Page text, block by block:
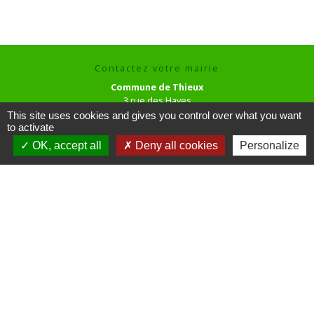
Contactez votre mairie
Commune de Thieux
3 rue des Hayes
60480 Thieux - FRANCE
Contact par formulaire
This site uses cookies and gives you control over what you want
to activate
OK, accept all
Deny all cookies Personalize